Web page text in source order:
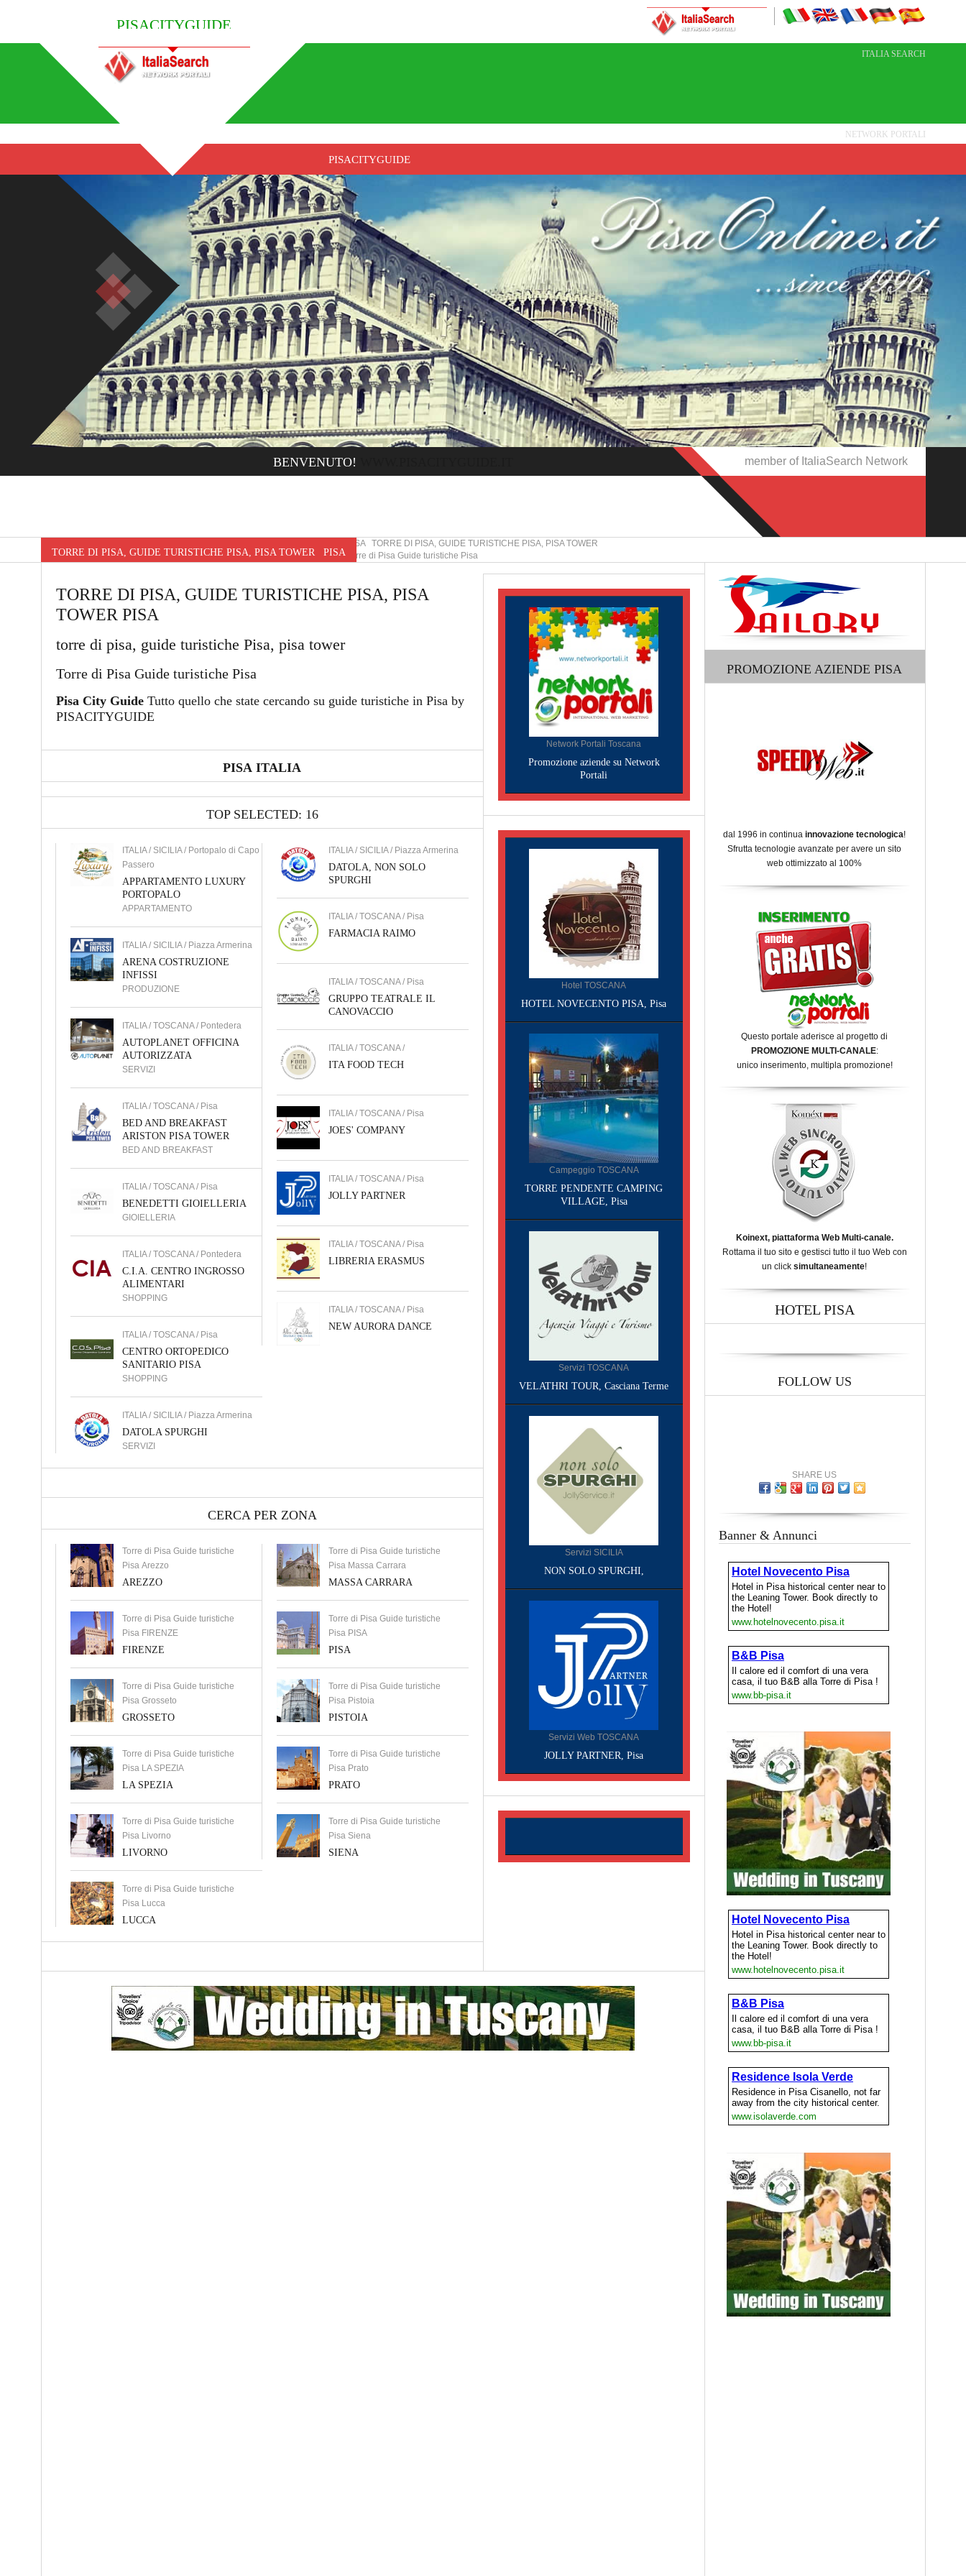
PISACITYGUIDE
ITALIA SEARCH
NETWORK PORTALI
PISACITYGUIDE
BENVENUTO! member of ItaliaSearch Network
TORRE DI PISA, GUIDE TURISTICHE PISA, PISA TOWER PISA
PISA TORRE DI PISA, GUIDE TURISTICHE PISA, PISA TOWER
Torre di Pisa Guide turistiche Pisa
TORRE DI PISA, GUIDE TURISTICHE PISA, PISA
TOWER PISA
torre di pisa, guide turistiche Pisa, pisa tower
Torre di Pisa Guide turistiche Pisa
Pisa City GuideTutto quello che state cercando su guide turistiche in Pisa by
PISACITYGUIDE
PISA ITALIA
TOP SELECTED: 16
ITALIA / SICILIA / Portopalo di Capo
Passero
APPARTAMENTO LUXURY
PORTOPALO
APPARTAMENTO
ITALIA / SICILIA / Piazza Armerina
ARENA COSTRUZIONE
INFISSI
PRODUZIONE
ITALIA / TOSCANA / Pontedera
AUTOPLANET OFFICINA
AUTORIZZATA
SERVIZI
ITALIA / TOSCANA / Pisa
BED AND BREAKFAST
ARISTON PISA TOWER
BED AND BREAKFAST
ITALIA / TOSCANA / Pisa
BENEDETTI GIOIELLERIA
GIOIELLERIA
ITALIA / TOSCANA / Pontedera
C.I.A. CENTRO INGROSSO
ALIMENTARI
SHOPPING
ITALIA / TOSCANA / Pisa
CENTRO ORTOPEDICO
SANITARIO PISA
SHOPPING
ITALIA / SICILIA / Piazza Armerina
DATOLA SPURGHI
SERVIZI
ITALIA / SICILIA / Piazza Armerina
DATOLA, NON SOLO
SPURGHI
ITALIA / TOSCANA / Pisa
FARMACIA RAIMO
ITALIA / TOSCANA / Pisa
GRUPPO TEATRALE IL
CANOVACCIO
ITALIA / TOSCANA /
ITA FOOD TECH
ITALIA / TOSCANA / Pisa
JOES' COMPANY
ITALIA / TOSCANA / Pisa
JOLLY PARTNER
ITALIA / TOSCANA / Pisa
LIBRERIA ERASMUS
ITALIA / TOSCANA / Pisa
NEW AURORA DANCE
CERCA PER ZONA
Torre di Pisa Guide turistiche
Pisa Arezzo
AREZZO
Torre di Pisa Guide turistiche
Pisa FIRENZE
FIRENZE
Torre di Pisa Guide turistiche
Pisa Grosseto
GROSSETO
Torre di Pisa Guide turistiche
Pisa LA SPEZIA
LA SPEZIA
Torre di Pisa Guide turistiche
Pisa Livorno
LIVORNO
Torre di Pisa Guide turistiche
Pisa Lucca
LUCCA
Torre di Pisa Guide turistiche
Pisa Massa Carrara
MASSA CARRARA
Torre di Pisa Guide turistiche
Pisa PISA
PISA
Torre di Pisa Guide turistiche
Pisa Pistoia
PISTOIA
Torre di Pisa Guide turistiche
Pisa Prato
PRATO
Torre di Pisa Guide turistiche
Pisa Siena
SIENA
Network Portali Toscana
Promozione aziende su Network
Portali
Hotel TOSCANA
HOTEL NOVECENTO PISA, Pisa
Campeggio TOSCANA
TORRE PENDENTE CAMPING
VILLAGE, Pisa
Servizi TOSCANA
VELATHRI TOUR, Casciana Terme
Servizi SICILIA
NON SOLO SPURGHI,
Servizi Web TOSCANA
JOLLY PARTNER, Pisa
PROMOZIONE AZIENDE PISA
dal 1996 in continua innovazione tecnologica!
Sfrutta tecnologie avanzate per avere un sito
web ottimizzato al 100%
Questo portale aderisce al progetto di
PROMOZIONE MULTI-CANALE:
unico inserimento, multipla promozione!
Koinext, piattaforma Web Multi-canale.
Rottama il tuo sito e gestisci tutto il tuo Web con
un click simultaneamente!
HOTEL PISA
FOLLOW US
SHARE US
Banner & Annunci